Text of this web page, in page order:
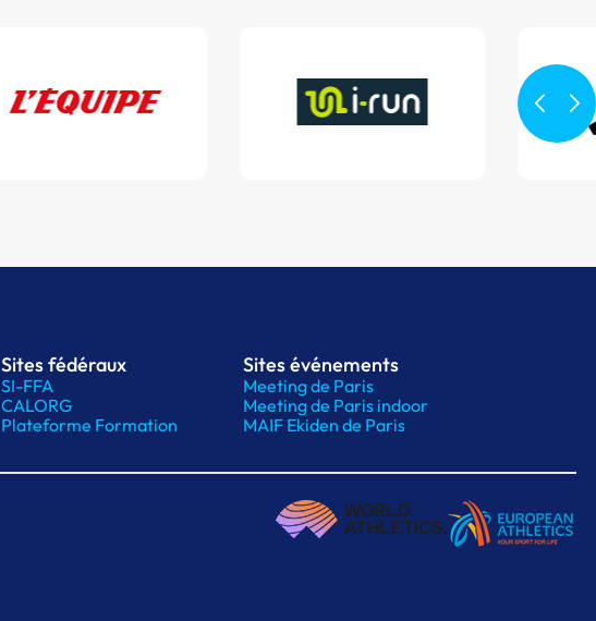
Sites fédéraux
SI-FFA
CALORG
Plateforme Formation
Sites événements
Meeting de Paris
Meeting de Paris indoor
MAIF Ekiden de Paris